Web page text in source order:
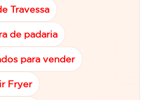
Travessa
de padaria
para vender
Fryer